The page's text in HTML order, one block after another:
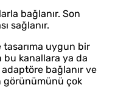
bağlanır. Son
sağlanır.
tasarıma uygun bir
bu kanallara ya da
bağlanır ve
görünümünü çok